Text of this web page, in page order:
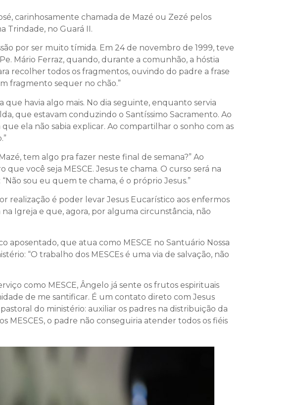
carinhosamente chamada de Mazé ou Zezé pelos
Trindade, no Guará II.
por ser muito tímida. Em 24 de novembro de 1999, teve
Mário Ferraz, quando, durante a comunhão, a hóstia
recolher todos os fragmentos, ouvindo do padre a frase
fragmento sequer no chão.”
havia algo mais. No dia seguinte, enquanto servia
que estavam conduzindo o Santíssimo Sacramento. Ao
ela não sabia explicar. Ao compartilhar o sonho com as
tem algo pra fazer neste final de semana?” Ao
você seja MESCE. Jesus te chama. O curso será na
sou eu quem te chama, é o próprio Jesus.”
realização é poder levar Jesus Eucarístico aos enfermos
na Igreja e que, agora, por alguma circunstância, não
que atua como MESCE no Santuário Nossa
“O trabalho dos MESCEs é uma via de salvação, não
como MESCE, Ângelo já sente os frutos espirituais
de me santificar. É um contato direto com Jesus
do ministério: auxiliar os padres na distribuição da
MESCES, o padre não conseguiria atender todos os fiéis